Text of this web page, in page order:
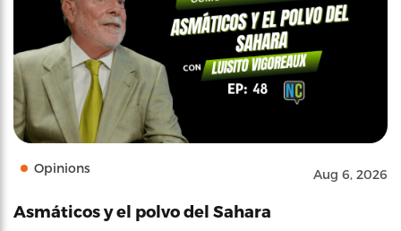
Opinions Aug 6, 2026
Asmáticos y el polvo del Sahara